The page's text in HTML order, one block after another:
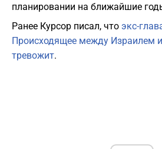
планировании на ближайшие
Ранее Курсор писал, что экс-
Происходящее между Израилем
тревожит.